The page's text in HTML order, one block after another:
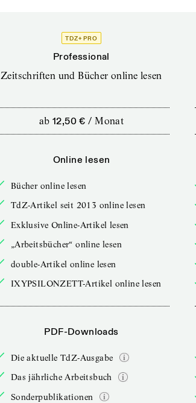
TDZ+ PRO
Professional
Zeitschriften und Bücher online lesen
ab 12,50 € /Monat
Online lesen
Bücher online lesen
TdZ-Artikel seit 2013 online lesen
Exklusive Online-Artikel lesen
„Arbeitsbücher“ online lesen
double-Artikel online lesen
IXYPSILONZETT-Artikel online lesen
PDF-Downloads
Die aktuelle TdZ-Ausgabe
Das jährliche Arbeitsbuch
Sonderpublikationen